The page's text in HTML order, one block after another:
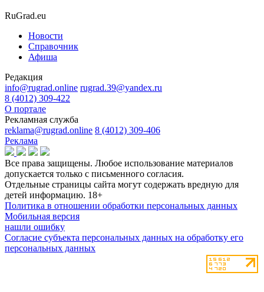
RuGrad.eu
Новости
Справочник
Афиша
Редакция
info@rugrad.online rugrad.39@yandex.ru
8 (4012) 309-422
О портале
Рекламная служба
reklama@rugrad.online 8 (4012) 309-406
Реклама
Все права защищены. Любое использование материалов
допускается только с письменного согласия.
Отдельные страницы сайта могут содержать вредную для
детей информацию. 18+
Политика в отношении обработки персональных данных
Мобильная версия
нашли ошибку
Согласие субъекта персональных данных на обработку его
персональных данных